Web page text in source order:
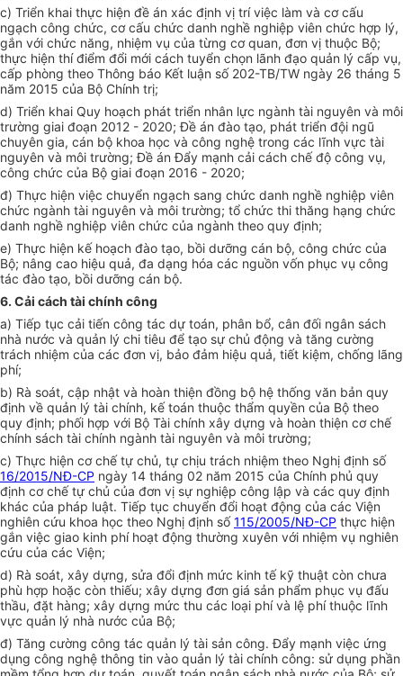
c) Triển khai thực hiện đề án xác định vị trí việc làm và cơ cấu
ngạch công chức, cơ cấu chức danh nghề nghiệp viên chức hợp lý,
gắn với chức năng, nhiệm vụ của từng cơ quan, đơn vị thuộc Bộ;
thực hiện thíđiểm đổi mới cách tuyển chọn lãnh đạo quản lý cấp vụ,
cấp phòng theo Thông báo Kết luận số 202-TB/TW ngày 26 tháng 5
năm 2015 của Bộ Chính trị;
d) Triển khai Quy hoạch phát triển nhân lực ngành tài nguyên và môi
trường giai đoạn 2012 - 2020; Đề án đào tạo, phát triển đội ngũ
chuyên gia, cán bộ khoa học và công nghệ trong các lĩnh vực tài
nguyên và môi trường; Đề án Đẩy mạnh cải cách chế độ công vụ,
công chức của Bộ giai đoạn 2016 - 2020;
đ) Thực hiện việc chuyển ngạch sang chức danh nghề nghiệp viên
chức ngành tài nguyên và môi trường; tổ chức thi thăng hạng chức
danh nghề nghiệp viên chức của ngành theo quy định;
e) Thực hiện kế hoạch đào tạo, bồi dưỡng cán bộ, công chức của
Bộ; nâng cao hiệu quả, đa dạng hóa các nguồn vốn phục vụ công
tác đào tạo, bồi dưỡng cán bộ.
6. Cải cách tài chính công
a) Tiếp tục cải tiến công tác dự toán, phân bổ, cân đối ngân sách
nhà nước và quản lý chi tiêu để tạo sự chủ động và tăng cường
trách nhiệm của các đơn vị, bảo đảm hiệu quả, tiết kiệm, chống lãng
phí;
b) Rà soát, cập nhật và hoàn thiện đồng bộ hệ thống văn bản quy
định về quản lý tài chính, kế toán thuộc thẩm quyền của Bộ theo
quy định; phối hợp với Bộ Tài chính xây dựng và hoàn thiện cơ chế
chính sách tài chính ngành tài nguyên và môi trường;
c) Thực hiện cơ chế tự chủ, tự chịu trách nhiệm theo Nghị định số
16/2015/NĐ-CP ngày 14 tháng 02 năm 2015 của Chính phủ quy
định cơ chế tự chủ của đơn vị sự nghiệp công lập và các quy định
khác của pháp luật. Tiếp tục chuyển đổi hoạt động của các Viện
nghiên cứu khoa học theo Nghị định số115/2005/NĐ-CP thực hiện
gắn việc giao kinh phí hoạt động thường xuyên với nhiệm vụ nghiên
cứu của các Viện;
d) Rà soát, xây dựng, sửa đổi định mức kinh tế kỹ thuật còn chưa
phù hợp hoặc còn thiếu; xây dựng đơn giá sản phẩm phục vụ đấu
thầu, đặt hàng; xây dựng mức thu các loại phí và lệ phí thuộc lĩnh
vực quản lý nhà nước của Bộ;
đ) Tăng cường công tác quản lý tài sản công. Đẩy mạnh việc ứng
dụng công nghệ thông tin vào quản lý tài chính công: sử dụng phần